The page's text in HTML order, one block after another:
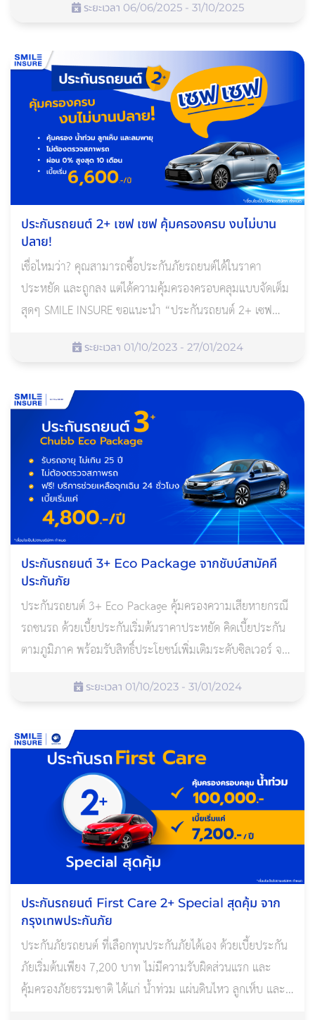
ระยะเวลา 06/06/2025 - 31/10/2025
ประกันรถยนต์ 2+ เซฟ เซฟ คุ้มครองครบ งบไม่บาน
ปลาย!
เชื่อไหมว่า? คุณสามารถซื้อประกันภัยรถยนต์ได้ในราคา
ประหยัด และถูกลง แต่ได้ความคุ้มครองครอบคลุมแบบจัดเต็ม
สุดๆ SMILE INSURE ขอแนะนำ “ประกันรถยนต์ 2+ เซฟ
คุ้มครองภัยธรรมชาติ ทั้ง น้ำท่วม แผ่นดินไหว ลูกเห็บ และ
ระยะเวลา 01/10/2023 - 27/01/2024
ประกันรถยนต์ 3+ Eco Package จากชับบ์สามัคคี
ประกันภัย
ประกันรถยนต์ 3+ Eco Package คุ้มครองความเสียหายกรณี
รถชนรถ ด้วยเบี้ยประกันเริ่มต้นราคาประหยัด คิดเบี้ยประกัน
ตามภูมิภาค พร้อมรับสิทธิ์ประโยชน์เพิ่มเติมระดับซิลเวอร์ จาก
ระยะเวลา 01/10/2023 - 31/01/2024
ประกันรถยนต์ First Care 2+ Special สุดคุ้ม จาก
กรุงเทพประกันภัย
ประกันภัยรถยนต์ ที่เลือกทุนประกันภัยได้เอง ด้วยเบี้ยประกัน
ภัยเริ่มต้นเพียง 7,200 บาท ไม่มีความรับผิดส่วนแรก และ
คุ้มครองภัยธรรมชาติ ได้แก่ น้ำท่วม แผ่นดินไหว ลูกเห็บ และ